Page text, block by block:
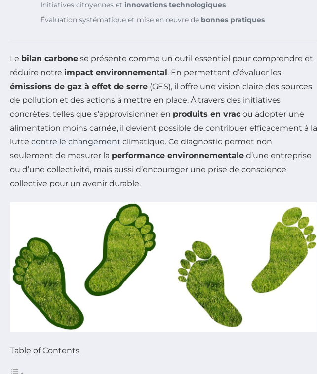
Initiatives citoyennes et innovations technologiques
Évaluation systématique et mise en œuvre de bonnes pratiques
Le bilan carbone se présente comme un outil essentiel pour comprendre et
réduire notre impact environnemental. En permettant d’évaluer les
émissions de gaz à effet de serre (GES), il offre une vision claire des sources
de pollution et des actions à mettre en place. À travers des initiatives
concrètes, telles que s’approvisionner en produits en vrac ou adopter une
alimentation moins carnée, il devient possible de contribuer efficacement à la
lutte contre le changement climatique. Ce diagnostic permet non
seulement de mesurer la performance environnementale d’une entreprise
ou d’une collectivité, mais aussi d’encourager une prise de conscience
collective pour un avenir durable.
Table of Contents